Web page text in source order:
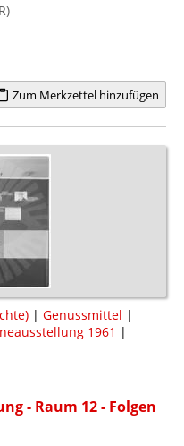
Zum Merkzettel hinzufügen
| Genussmittel |
1961 |
- Raum 12 - Folgen